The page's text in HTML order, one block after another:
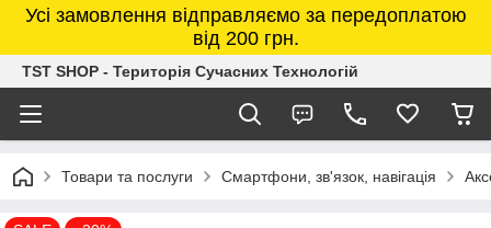
Усі замовлення відправляємо за передоплатою
від 200 грн.
TST SHOP - Територія Сучасних Технологій
Товари та послуги Смартфони, зв'язок, навігація